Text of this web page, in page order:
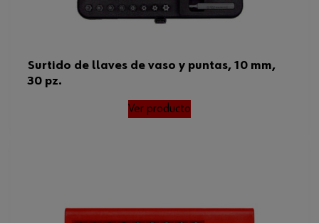
Surtido de llaves de vaso y puntas, 10 mm,
30 pz.
Ver producto